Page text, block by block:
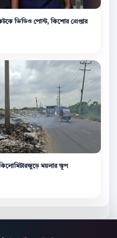
ভিডিও পোস্ট, কিশোর গ্রেপ্তার
ময়লার স্তূপ